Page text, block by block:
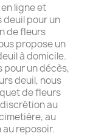
ligne et
pour un
de fleurs
propose un
à domicile.
pour un décès,
deuil, nous
de fleurs
au
au
reposoir.